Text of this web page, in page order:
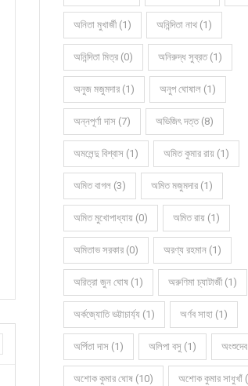
অনিতা মুখার্জী (1) অনিন্দিতা নাথ (1)
অনিন্দিতা মিত্র (0) অনিরুদ্ধ সুব্রত (1)
অনুজ মজুমদার (1) অনুপ ঘোষাল (1)
অন্নপূর্ণা দাস (7) অভিজিৎ দত্ত (8)
অমলেন্দু বিশ্বাস (1) অমিত কুমার রায় (1)
অমিত বাগল (3) অমিত মজুমদার (1)
অমিত মুখোপাধ্যায় (0) অমিত রায় (1)
অমিতাভ সরকার (0) অরণ্য রহমান (1)
অরিত্রা জুন ঘোষ (1) অরুণিমা চ্যাটার্জী (1)
অর্কজ্যোতি ভট্টাচার্য্য (1) অর্ণব সাহা (1)
অর্পিতা দাস (1) অলিপা বসু (1)
অশোক কুমার ঘোষ (10) অশোক কুমার সাধুখাঁ